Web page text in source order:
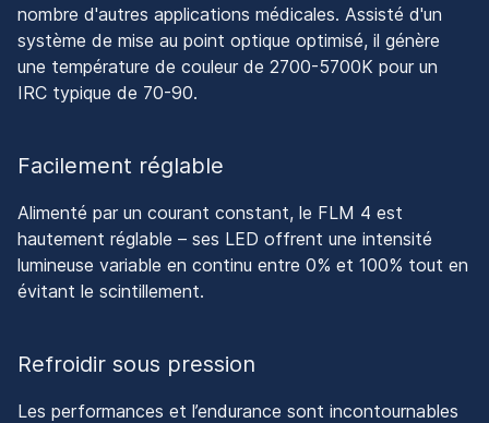
nombre d'autres applications médicales. Assisté d'un
système de mise au point optique optimisé, il génère
une température de couleur de 2700-5700K pour un
IRC typique de 70-90.
Facilement réglable
Alimenté par un courant constant, le FLM 4 est
hautement réglable – ses LED offrent une intensité
lumineuse variable en continu entre 0% et 100% tout en
évitant le scintillement.
Refroidir sous pression
Les performances et l’endurance sont incontournables